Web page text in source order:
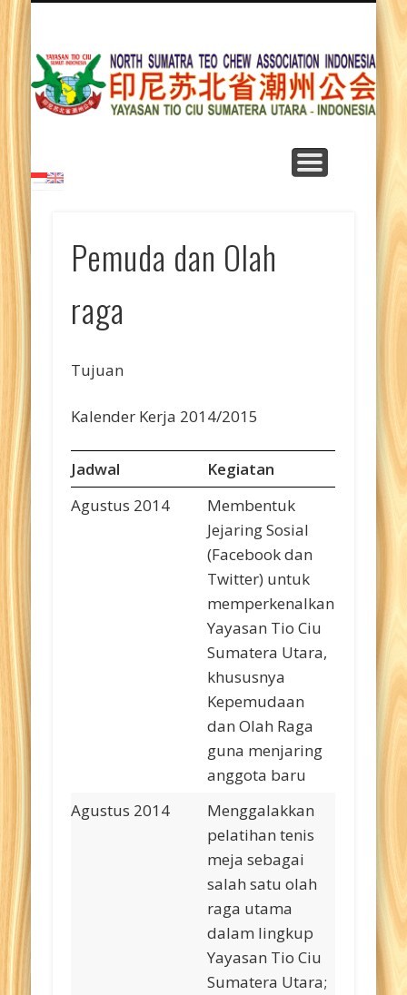
Pemuda dan Olah
raga
Tujuan
Kalender Kerja 2014/2015
Jadwal
Kegiatan
Agustus 2014
Membentuk
Jejaring Sosial
(Facebook dan
Twitter) untuk
memperkenalkan
Yayasan Tio Ciu
Sumatera Utara,
khususnya
Kepemudaan
dan Olah Raga
guna menjaring
anggota baru
Agustus 2014
Menggalakkan
pelatihan tenis
meja sebagai
salah satu olah
raga utama
dalam lingkup
Yayasan Tio Ciu
Sumatera Utara;